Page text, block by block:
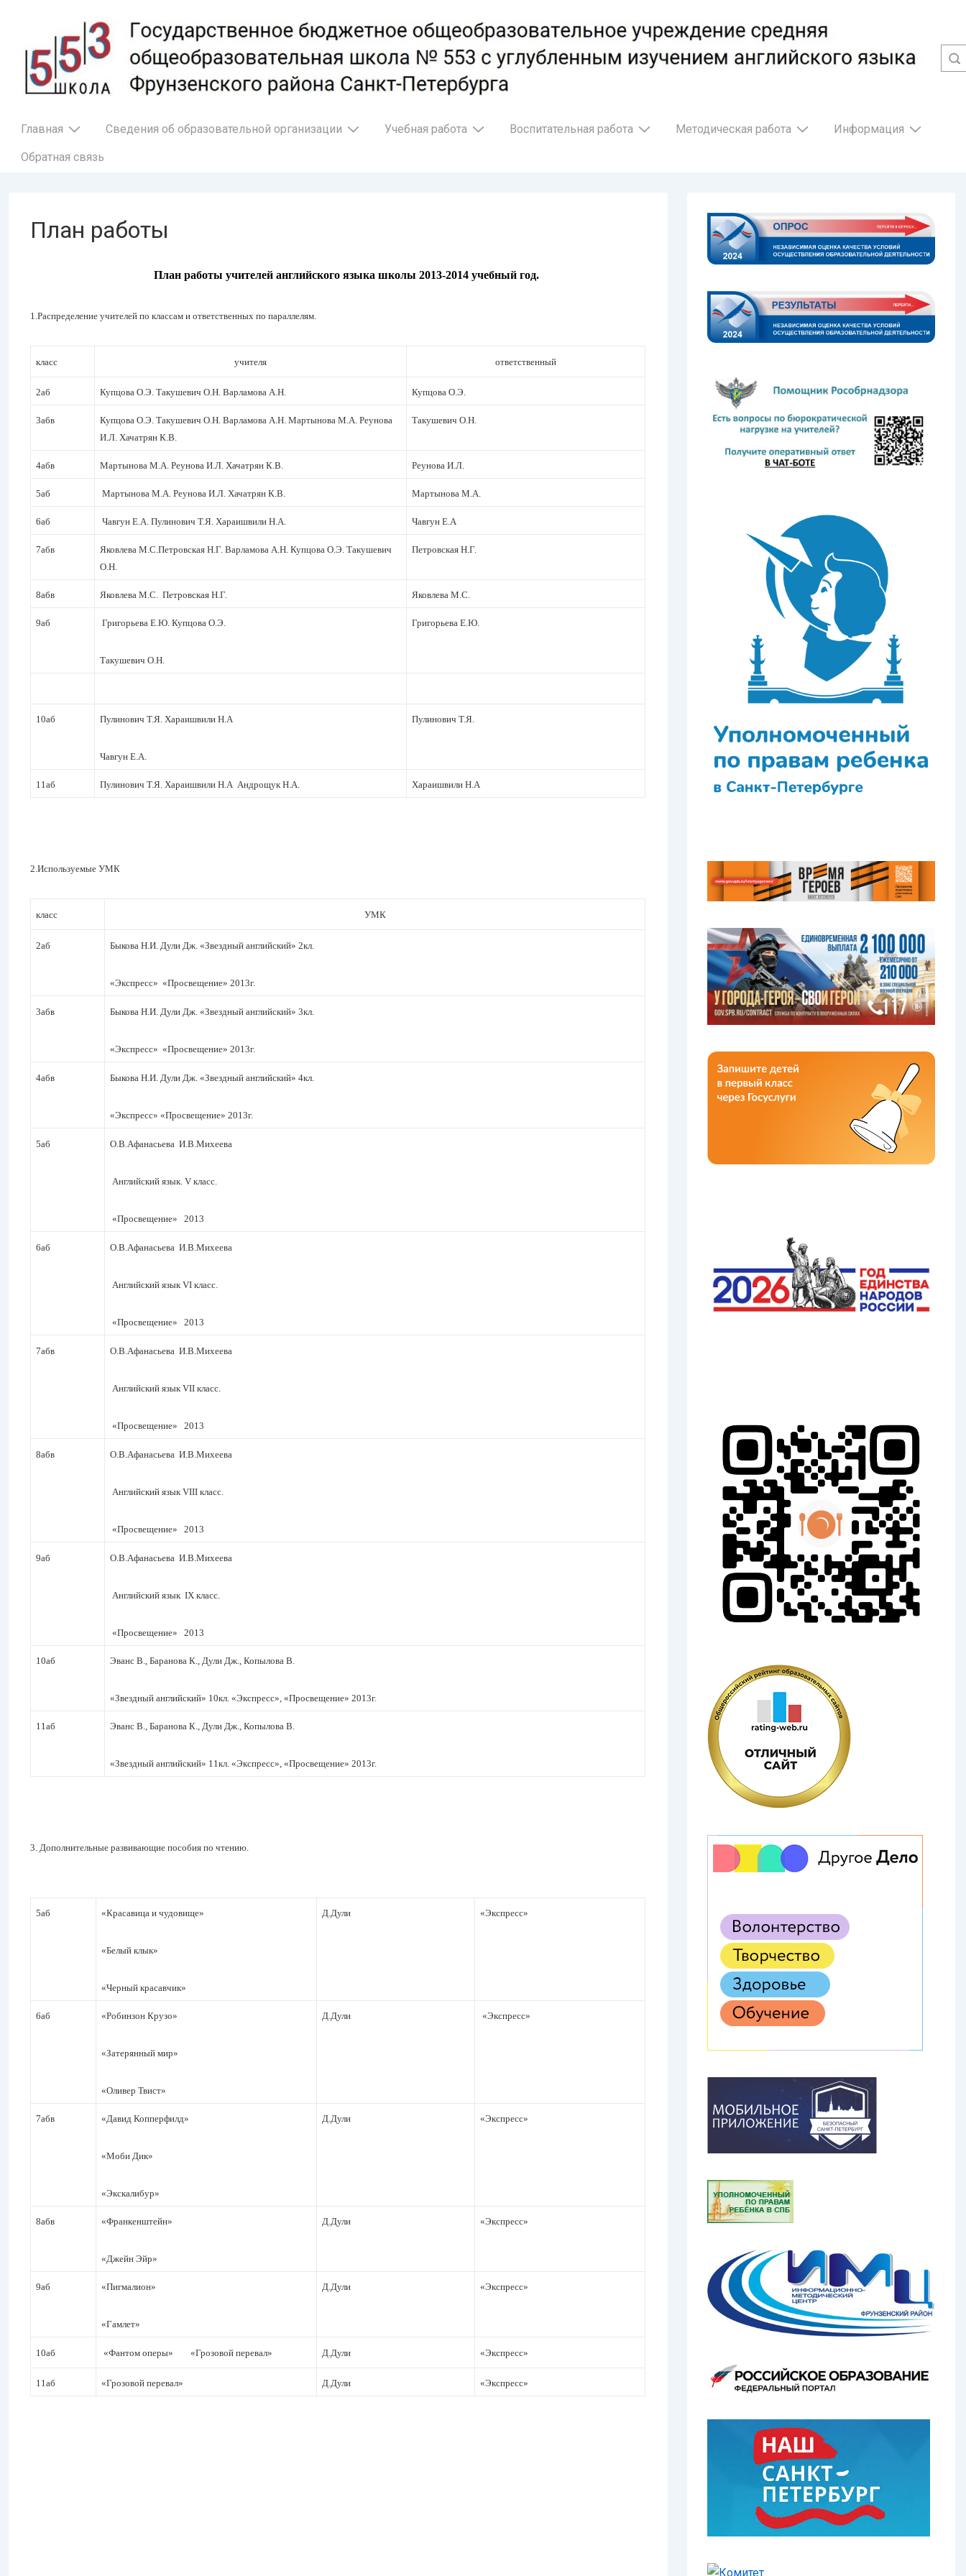
основному
содержимому
Основная
Главная Сведения об образовательной организации Учебная работа Воспитательная работа Методическая работа Информация
Обратная связь
План работы
План работы учителей английского языка школы 2013-2014 учебный год.
1.Распределение учителей по классам и ответственных по параллелям.
класс учителя ответственный
2аб Купцова О.Э. Такушевич О.Н. Варламова А.Н. Купцова О.Э.
3абв
Купцова О.Э. Такушевич О.Н. Варламова А.Н. Мартынова М.А. Реунова
И.Л. Хачатрян К.В.
Такушевич О.Н.
4абв Мартынова М.А. Реунова И.Л. Хачатрян К.В. Реунова И.Л.
5аб Мартынова М.А. Реунова И.Л. Хачатрян К.В. Мартынова М.А.
6аб Чавгун Е.А. Пулинович Т.Я. Хараишвили Н.А. Чавгун Е.А
7абв
Яковлева М.С.Петровская Н.Г. Варламова А.Н. Купцова О.Э. Такушевич
О.Н.
Петровская Н.Г.
8абв Яковлева М.С. Петровская Н.Г. Яковлева М.С.
9аб Григорьева Е.Ю. Купцова О.Э.
Такушевич О.Н.
Григорьева Е.Ю.
10аб Пулинович Т.Я. Хараишвили Н.А
Чавгун Е.А.
Пулинович Т.Я.
11аб Пулинович Т.Я. Хараишвили Н.А Андрощук Н.А. Хараишвили Н.А
2.Используемые УМК
класс УМК
2аб Быкова Н.И. Дули Дж. «Звездный английский» 2кл.
«Экспресс» «Просвещение» 2013г.
3абв Быкова Н.И. Дули Дж. «Звездный английский» 3кл.
«Экспресс» «Просвещение» 2013г.
4абв Быкова Н.И. Дули Дж. «Звездный английский» 4кл.
«Экспресс» «Просвещение» 2013г.
5аб О.В.Афанасьева И.В.Михеева
Английский язык. V класс.
«Просвещение» 2013
6аб О.В.Афанасьева И.В.Михеева
Английский язык VI класс.
«Просвещение» 2013
7абв О.В.Афанасьева И.В.Михеева
Английский язык VII класс.
«Просвещение» 2013
8абв О.В.Афанасьева И.В.Михеева
Английский язык VIII класс.
«Просвещение» 2013
9аб О.В.Афанасьева И.В.Михеева
Английский язык IX класс.
«Просвещение» 2013
10аб Эванс В., Баранова К., Дули Дж., Копылова В.
«Звездный английский» 10кл. «Экспресс», «Просвещение» 2013г.
11аб Эванс В., Баранова К., Дули Дж., Копылова В.
«Звездный английский» 11кл. «Экспресс», «Просвещение» 2013г.
3. Дополнительные развивающие пособия по чтению.
5аб «Красавица и чудовище»
«Белый клык»
«Черный красавчик»
Д.Дули «Экспресс»
6аб «Робинзон Крузо»
«Затерянный мир»
«Оливер Твист»
Д.Дули «Экспресс»
7абв «Давид Копперфилд»
«Моби Дик»
«Экскалибур»
Д.Дули «Экспресс»
8абв «Франкенштейн»
«Джейн Эйр»
Д.Дули «Экспресс»
9аб «Пигмалион»
«Гамлет»
Д.Дули «Экспресс»
10аб «Фантом оперы» «Грозовой перевал» Д.Дули «Экспресс»
11аб «Грозовой перевал» Д.Дули «Экспресс»